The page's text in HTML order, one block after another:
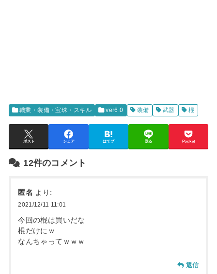
職業・装備・宝珠・スキル ver6.0 装備 武器 棍
ポスト シェア はてブ 送る Pocket
12件のコメント
匿名 より:
2021/12/11 11:01
今回の棍は買いだな
棍だけにｗ
なんちゃってｗｗｗ
返信